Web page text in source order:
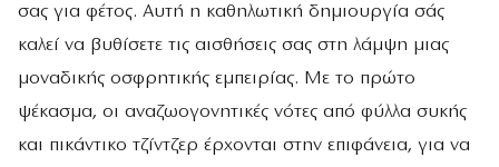
σας για φέτος. Αυτή η καθηλωτική δημιουργία σάς
καλεί να βυθίσετε τις αισθήσεις σας στη λάμψη μιας
μοναδικής οσφρητικής εμπειρίας. Με το πρώτο
ψέκασμα, οι αναζωογονητικές νότες από φύλλα συκής
και πικάντικο τζίντζερ έρχονται στην επιφάνεια, για να